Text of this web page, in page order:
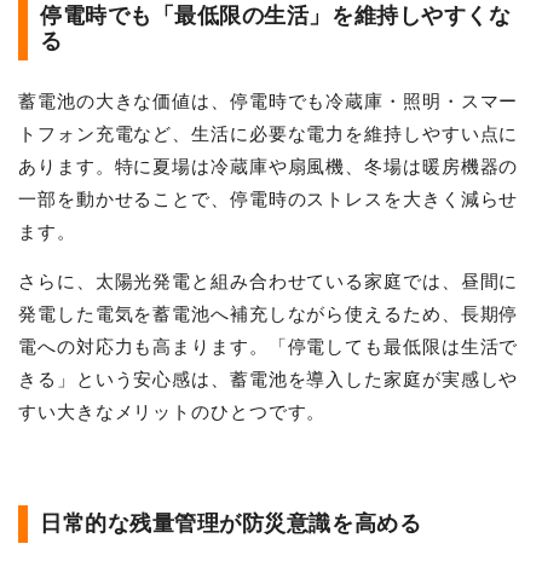
停電時でも「最低限の生活」を維持しやすくな
る
蓄電池の大きな価値は、停電時でも冷蔵庫・照明・スマー
トフォン充電など、生活に必要な電力を維持しやすい点に
あります。特に夏場は冷蔵庫や扇風機、冬場は暖房機器の
一部を動かせることで、停電時のストレスを大きく減らせ
ます。
さらに、太陽光発電と組み合わせている家庭では、昼間に
発電した電気を蓄電池へ補充しながら使えるため、長期停
電への対応力も高まります。「停電しても最低限は生活で
きる」という安心感は、蓄電池を導入した家庭が実感しや
すい大きなメリットのひとつです。
日常的な残量管理が防災意識を高める